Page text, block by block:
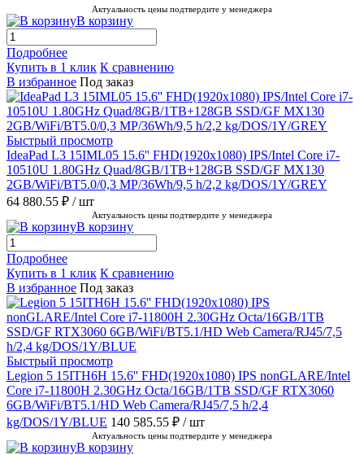
Актуальность цены подтвердите у менеджера
В корзину
Подробнее
Купить в 1 клик К сравнению
В избранное Под заказ
Быстрый просмотр
IdeaPad L3 15IML05 15.6'' FHD(1920x1080) IPS/Intel Core i7-
10510U 1.80GHz Quad/8GB/1TB+128GB SSD/GF MX130
2GB/WiFi/BT5.0/0,3 MP/36Wh/9,5 h/2,2 kg/DOS/1Y/GREY
64 880.55 ₽ / шт
Актуальность цены подтвердите у менеджера
В корзину
Подробнее
Купить в 1 клик К сравнению
В избранное Под заказ
Быстрый просмотр
Legion 5 15ITH6H 15.6'' FHD(1920x1080) IPS nonGLARE/Intel
Core i7-11800H 2.30GHz Octa/16GB/1TB SSD/GF RTX3060
6GB/WiFi/BT5.1/HD Web Camera/RJ45/7,5 h/2,4
kg/DOS/1Y/BLUE 140 585.55 ₽ / шт
Актуальность цены подтвердите у менеджера
В корзину